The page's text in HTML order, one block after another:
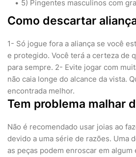
5) Pingentes masculinos com
Como descartar
1- Só jogue fora a aliança se você
e protegido. Você terá a certeza de
para sempre. 2- Evite jogar com
não caia longe do alcance da vista.
encontrada melhor.
Tem problema malhar
Não é recomendado usar joias ao
devido a uma série de razões. Uma
as peças podem enroscar em algum